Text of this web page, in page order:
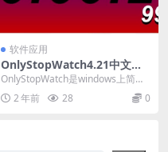
软件应用
OnlyStopWatch4.21中文版-
实用的计时器、秒表、倒计时
工具
OnlyStopWatch是windows上简单
实用的计时器 特点： 界面可置顶...
2 年前 28 0